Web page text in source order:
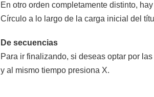
En otro orden completamente distinto,
Círculo a lo largo de la carga inicial del
De secuencias
Para ir finalizando, si deseas optar por
y al mismo tiempo presiona X.